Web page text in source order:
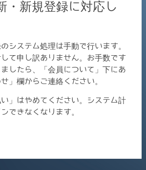
・新規登録に対応し
システム処理は手動で行います。
て申し訳ありません。お手数です
したら、「会員について」下にあ
」欄からご連絡ください。
」はやめてください。システム計
できなくなります。